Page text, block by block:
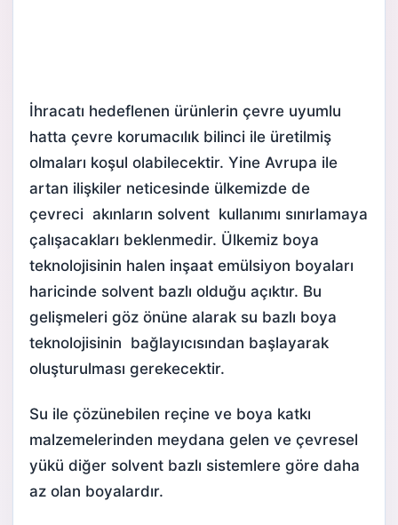
İhracatı hedeflenen ürünlerin çevre uyumlu
hatta çevre korumacılık bilinci ile üretilmiş
olmaları koşul olabilecektir. Yine Avrupa ile
artan ilişkiler neticesinde ülkemizde de
çevreci akınların solvent kullanımı sınırlamaya
çalışacakları beklenmedir. Ülkemiz boya
teknolojisinin halen inşaat emülsiyon boyaları
haricinde solvent bazlı olduğu açıktır. Bu
gelişmeleri göz önüne alarak su bazlı boya
teknolojisinin bağlayıcısından başlayarak
oluşturulması gerekecektir.
Su ile çözünebilen reçine ve boya katkı
malzemelerinden meydana gelen ve çevresel
yükü diğer solvent bazlı sistemlere göre daha
az olan boyalardır.